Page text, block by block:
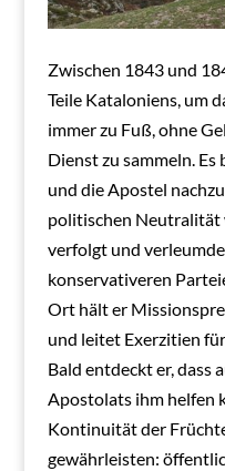
Zwischen 1843 und
Teile Kataloniens, um
immer zu Fuß, ohne
Dienst zu sammeln.
und die Apostel
politischen Neutralität
verfolgt und
konservativeren
Ort hält er
und leitet Exerzitien
Bald entdeckt er, dass
Apostolats ihm helfen
Kontinuität der
gewährleisten: